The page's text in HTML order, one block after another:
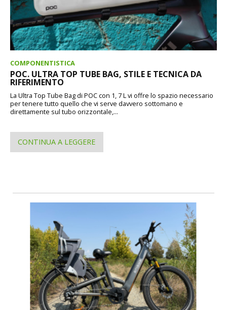
COMPONENTISTICA
POC. ULTRA TOP TUBE BAG, STILE E TECNICA DA
RIFERIMENTO
La Ultra Top Tube Bag di POC con 1, 7 L vi offre lo spazio necessario
per tenere tutto quello che vi serve davvero sottomano e
direttamente sul tubo orizzontale,...
CONTINUA A LEGGERE